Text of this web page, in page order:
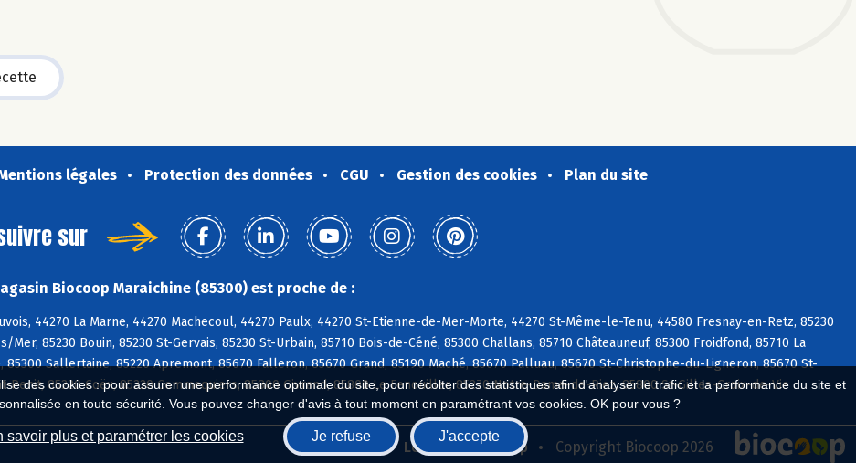
des cookies : pour assurer une performance optimale du site, pour récolter des statistiques afin d'analyser le trafic et la performance du site et
en toute sécurité. Vous pouvez changer d'avis à tout moment en paramétrant vos cookies. OK pour vous ?
savoir plus et paramétrer les cookies Je refuse J'accepte
légales Protection des données CGU Gestion des cookies Plan du site
sur
Biocoop Maraichine (85300) est proche de :
44270 La Marne, 44270 Machecoul, 44270 Paulx, 44270 St-Etienne-de-Mer-Morte, 44270 St-Même-le-Tenu, 44580 Fresnay-en-Retz, 85230
Mer, 85230 Bouin, 85230 St-Gervais, 85230 St-Urbain, 85710 Bois-de-Céné, 85300 Challans, 85710 Châteauneuf, 85300 Froidfond, 85710 La
85300 Sallertaine, 85220 Apremont, 85670 Falleron, 85670 Grand, 85190 Maché, 85670 Palluau, 85670 St-Christophe-du-Ligneron, 85670 St-
Penit, 85220 Coëx, 85220 Commequiers, 85800 Givrand, 85800 Le Fenouiller, 85270 Notre-Dame-de-Riez, 85800 St-Gilles-Croix-de-Vie
Biocoop.fr Le réseau Biocoop Copyright Biocoop 2026